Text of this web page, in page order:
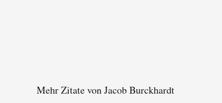
Mehr Zitate von Jacob Burckhardt